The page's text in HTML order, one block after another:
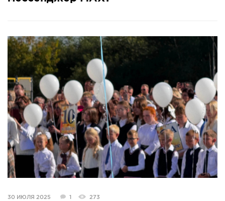
СПРАВОЧНИК
АФИША
СПРАВКА
КАМЕРЫ
КОНКУРСЫ
СТАТЬИ
ГОЛОСОВАНИЯ
ПРЕДЛОЖИТЬ НОВОСТЬ
ФОТО
30 ИЮЛЯ 2025 1 273